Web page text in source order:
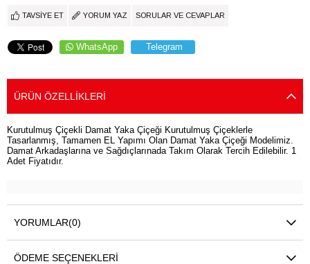
TAVSIYE ET YORUM YAZ SORULAR VE CEVAPLAR
WhatsApp Telegram
ÜRÜN ÖZELLIKLERI
Kurutulmuş Çiçekli Damat Yaka Çiçeği Kurutulmuş Çiçeklerle
Tasarlanmış, Tamamen EL Yapımı Olan Damat Yaka Çiçeği Modelimiz.
Damat Arkadaşlarına ve Sağdıçlarınada Takım Olarak Tercih Edilebilir. 1
Adet Fiyatıdır.
YORUMLAR(0)
ÖDEME SEÇENEKLERI